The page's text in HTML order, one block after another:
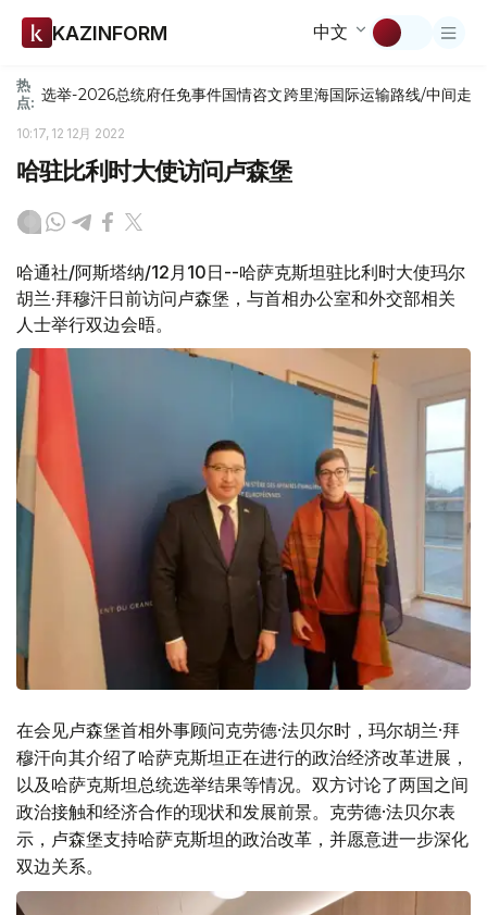
KAZINFORM 中文
热
点: 选举-2026总统府任免事件国情咨文跨里海国际运输路线/中间走廊
10:17, 12 12月 2022
哈驻比利时大使访问卢森堡
哈通社/阿斯塔纳/12月10日--哈萨克斯坦驻比利时大使玛尔
胡兰·拜穆汗日前访问卢森堡，与首相办公室和外交部相关
人士举行双边会晤。
在会见卢森堡首相外事顾问克劳德·法贝尔时，玛尔胡兰·拜
穆汗向其介绍了哈萨克斯坦正在进行的政治经济改革进展，
以及哈萨克斯坦总统选举结果等情况。双方讨论了两国之间
政治接触和经济合作的现状和发展前景。克劳德·法贝尔表
示，卢森堡支持哈萨克斯坦的政治改革，并愿意进一步深化
双边关系。